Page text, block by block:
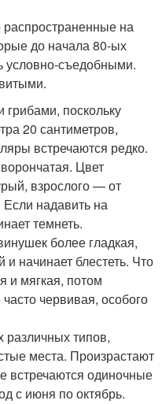
на
до начала 80-ых
условно-съедобными.
поскольку
20 сантиметров,
встречаются редко.
Цвет
взрослого — от
Если надавить на
темнеть.
более гладкая,
начинает блестеть. Что
и мягкая, потом
червивая, особого
различных типов,
места. Произрастают
встречаются одиночные
с июня по октябрь.